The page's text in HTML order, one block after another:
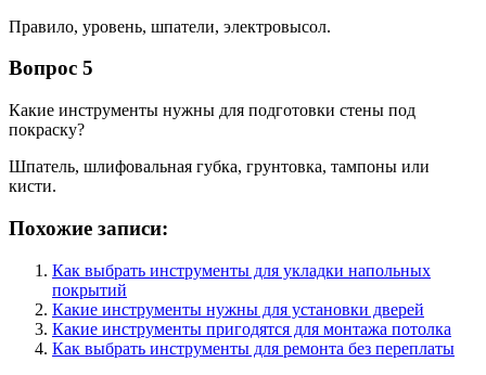
Правило, уровень, шпатели, электровысол.
Вопрос 5
Какие инструменты нужны для подготовки стены под
покраску?
Шпатель, шлифовальная губка, грунтовка, тампоны или
кисти.
Похожие записи:
Как выбрать инструменты для укладки напольных
покрытий
Какие инструменты нужны для установки дверей
Какие инструменты пригодятся для монтажа потолка
Как выбрать инструменты для ремонта без переплаты